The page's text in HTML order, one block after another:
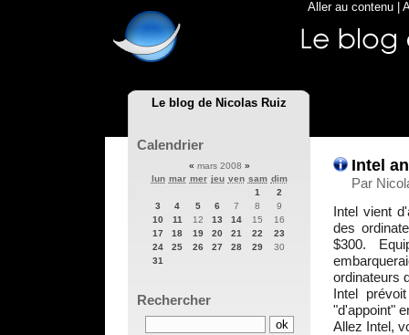
Le blog de Nicolas Ruiz
Aller au contenu
Intel
Par
Intel vient
des
$300.
ordinateurs
Intel
"d'appoint"
Allez Intel,
Calendrier
« mars 2008 »
lun mar mer jeu ven sam dim
1
2
3
4 5 6 7 8
9
10
11 12 13 14 15
16
17
18 19 20 21 22
23
24
25 26 27 28 29
30
31
Rechercher